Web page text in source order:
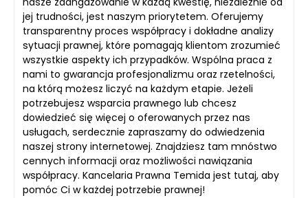
jej trudności, jest naszym priorytetem. Oferujemy
transparentny proces współpracy i dokładne analizy
sytuacji prawnej, które pomagają klientom zrozumieć
wszystkie aspekty ich przypadków. Wspólna praca z
nami to gwarancja profesjonalizmu oraz rzetelności,
na którą możesz liczyć na każdym etapie. Jeżeli
potrzebujesz wsparcia prawnego lub chcesz
dowiedzieć się więcej o oferowanych przez nas
usługach, serdecznie zapraszamy do odwiedzenia
naszej strony internetowej. Znajdziesz tam mnóstwo
cennych informacji oraz możliwości nawiązania
współpracy. Kancelaria Prawna Temida jest tutaj, aby
pomóc Ci w każdej potrzebie prawnej!